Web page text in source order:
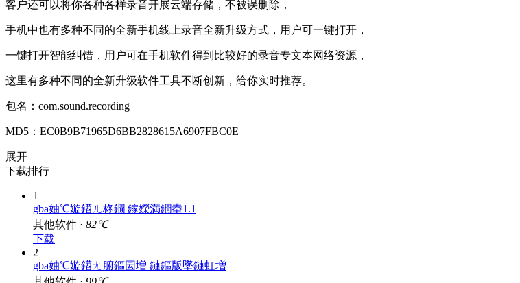
客户还可以将你各种各样录音开展云端存储，不被误删除，
手机中也有多种不同的全新手机线上录音全新升级方式，用户可一键打开，
一键打开智能纠错，用户可在手机软件得到比较好的录音专文本网络资源，
这里有多种不同的全新升级软件工具不断创新，给你实时推荐。
包名：com.sound.recording
展开
下载排行
1
gba妯℃嫙鍣ㄦ柊鐗 鎵嬫満鐗坴1.1
其他软件 ·
82℃
下载
2
gba妯℃嫙鍣ㄤ腑鏂囩増 鏈鏂版墜鏈虹増